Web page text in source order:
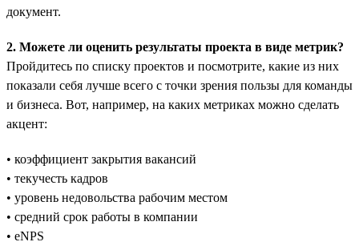
документ.
2. Можете ли оценить результаты проекта в виде метрик?
Пройдитесь по списку проектов и посмотрите, какие из них
показали себя лучше всего с точки зрения пользы для команды
и бизнеса. Вот, например, на каких метриках можно сделать
акцент:
• коэффициент закрытия вакансий
• текучесть кадров
• уровень недовольства рабочим местом
• средний срок работы в компании
• eNPS